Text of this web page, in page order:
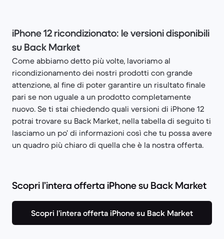
iPhone 12 ricondizionato: le versioni disponibili
su Back Market
Come abbiamo detto più volte, lavoriamo al
ricondizionamento dei nostri prodotti con grande
attenzione, al fine di poter garantire un risultato finale
pari se non uguale a un prodotto completamente
nuovo. Se ti stai chiedendo quali versioni di iPhone 12
potrai trovare su Back Market, nella tabella di seguito ti
lasciamo un po’ di informazioni così che tu possa avere
un quadro più chiaro di quella che è la nostra offerta.
Scopri l’intera offerta iPhone su Back Market
Scopri l’intera offerta iPhone su Back Market